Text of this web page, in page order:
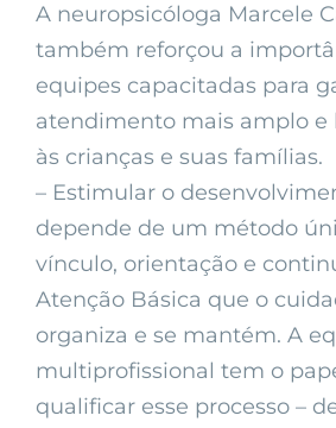
A neuropsicóloga Marcele
também reforçou a
equipes capacitadas para
atendimento mais amplo e
às crianças e suas famílias.
– Estimular o
depende de um método
vínculo, orientação e
Atenção Básica que o
organiza e se mantém. A
multiprofissional tem o
qualificar esse processo –